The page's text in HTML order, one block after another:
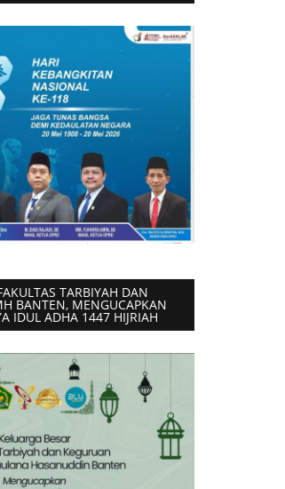
TARBIYAH DAN
BANTEN, MENGUCAPKAN
IDUL ADHA 1447 HIJRIAH